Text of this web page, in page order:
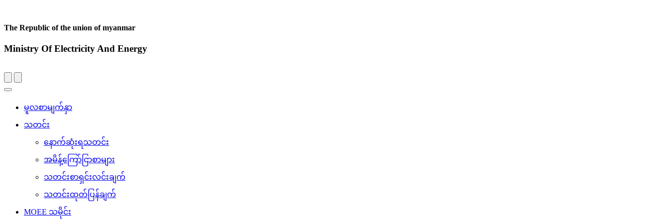
The Republic of the union of myanmar
Ministry Of Electricity And Energy
Toggle
မူလစာမျက်နှာ
သတင်း
နောက်ဆုံးရသတင်း
အမိန့်ကြော်ငြာစာများ
သတင်းစာရှင်းလင်းချက်
သတင်းထုတ်ပြန်ချက်
MOEE သမိုင်း